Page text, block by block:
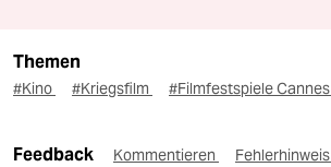
Themen
#Kino #Kriegsfilm #Filmfestspiele Cannes
Feedback Kommentieren Fehlerhinweis